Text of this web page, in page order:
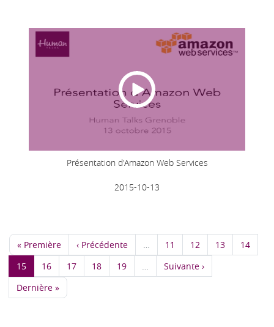
Présentation d'Amazon Web Services
2015-10-13
« Première ‹ Précédente 11 12 13
14
15
16 17 18 19
Suivante ›
Dernière »